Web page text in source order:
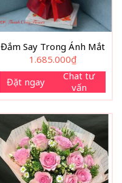
Đắm Say Trong Ánh Mắt
1.685.000₫
Đặt ngay
Chat tư
vấn